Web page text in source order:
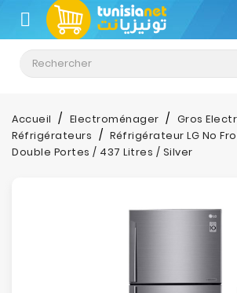
CATÉGORIE
Climatisation
Informatique
Téléphonie
Accueil Electroménager
Gros
Réfrigérateurs
Réfrigérateur LG No
Double Portes / 437 Litres / Silver